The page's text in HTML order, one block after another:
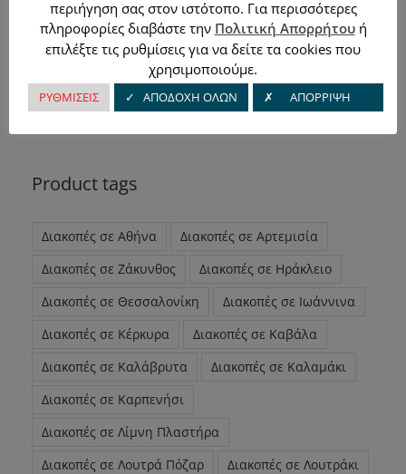
1 Επόμενο
Product tags
Διακοπές σε Αθήνα
Διακοπές σε Αρτεμισία
Διακοπές σε Ζάκυνθος
Διακοπές σε Ηράκλειο
Διακοπές σε Θεσσαλονίκη
Διακοπές σε Ιωάννινα
Διακοπές σε Κέρκυρα
Διακοπές σε Καβάλα
Διακοπές σε Καλάβρυτα
Διακοπές σε Καλαμάκι
Διακοπές σε Καρπενήσι
Διακοπές σε Λίμνη Πλαστήρα
Διακοπές σε Λουτρά Πόζαρ
Διακοπές σε Λουτράκι
περιήγηση σας στον ιστότοπο. Για περισσότερες
πληροφορίες διαβάστε την Πολιτική Απορρήτουή
επιλέξτε τις ρυθμίσεις για να δείτε τα cookies που
χρησιμοποιούμε.
ΡΥΘΜΙΣΕΙΣ ✓ ΑΠΟΔΟΧΗ ΟΛΩΝ ✗ ΑΠΟΡΡΙΨΗ